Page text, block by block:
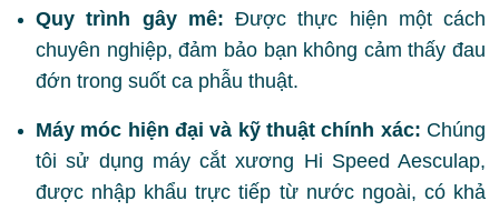
Quy trình gây mê: Được thực hiện một cách
chuyên nghiệp, đảm bảo bạn không cảm thấy đau
đớn trong suốt ca phẫu thuật.
Máy móc hiện đại và kỹ thuật chính xác: Chúng
tôi sử dụng máy cắt xương Hi Speed Aesculap,
được nhập khẩu trực tiếp từ nước ngoài, có khả